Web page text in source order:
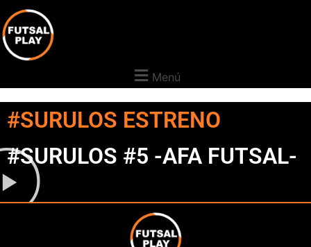
Menú
#SURULOS ESTRENO
#SURULOS #5 -AFA FUTSAL-